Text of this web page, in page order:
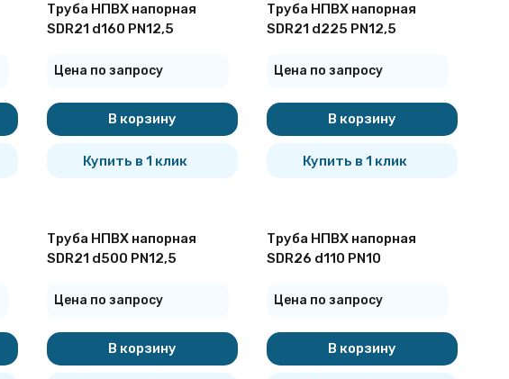
Труба НПВХ напорная
SDR21 d160 PN12,5
Цена по запросу
В корзину
Купить в 1 клик
Труба НПВХ напорная
SDR21 d225 PN12,5
Цена по запросу
В корзину
Купить в 1 клик
Труба НПВХ напорная
SDR21 d500 PN12,5
Цена по запросу
В корзину
Труба НПВХ напорная
SDR26 d110 PN10
Цена по запросу
В корзину